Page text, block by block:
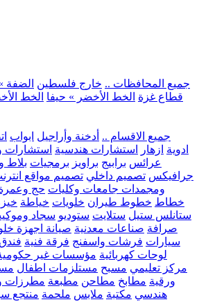
.. جميع المحافظات .. خارج فلسطين الضفة
قطاع غزة الخط الأخضر » حيفا الخط
.. جميع الاقسام .. أدخنة وأراجيل ابواب
ادوية ازهار استشارات هندسية استشارات
عرائس برابيج براويز برمجيات بلاط
جرافيكس تصميم داخلي تصميم مواقع
ومجمدات جامعات وكليات حج
خطاط خطوط طيران خلويات خياطة
ستانلس ستيل ستلايت ستوديو سجاد
صرافة صناعات معدنية صيانة اجهزة
سيارات فرشات واسفنج فرقة فنية فندق
لوحات كهربائية مؤسسات غير
مركز تعليمي مسبح مستلزمات اطفال
ورقية مطابخ مطاحن مطبعة مطرزات
هندسي مكتبة ملابس ملحمة منتجع